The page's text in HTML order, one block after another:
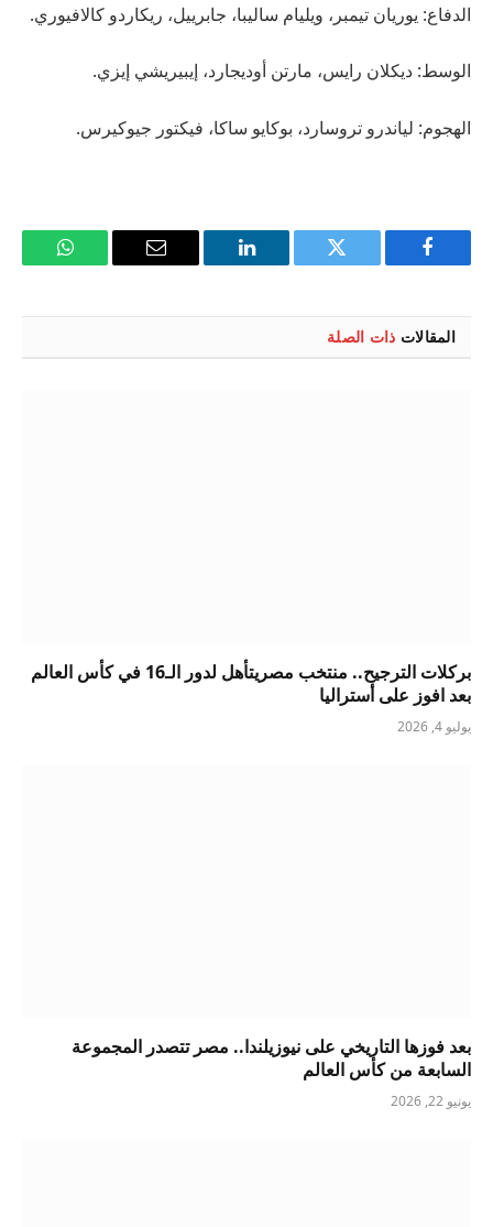
الدفاع: يوريان تيمبر، ويليام ساليبا، جابرييل، ريكاردو كالافيوري.
الوسط: ديكلان رايس، مارتن أوديجارد، إيبيريشي إيزي.
الهجوم: لياندرو تروسارد، بوكايو ساكا، فيكتور جيوكيرس.
فيسبوك تويتر لينكدإن
البريد
واتساب
المقالات ذات الصلة
بركلات الترجيح.. منتخب مصريتأهل لدور الـ16 في كأس العالم
بعد افوز على أستراليا
يوليو 4, 2026
بعد فوزها التاريخي على نيوزيلندا.. مصر تتصدر المجموعة
السابعة من كأس العالم
يونيو 22, 2026